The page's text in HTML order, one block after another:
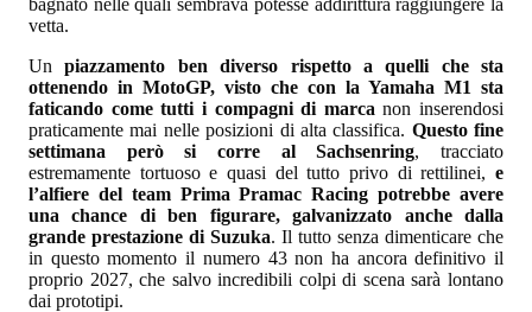
vetta.
Un piazzamento ben diverso rispetto a quelli che sta
ottenendo in MotoGP, visto che con la Yamaha M1 sta
faticando come tutti i compagni di marcanon inserendosi
praticamente mai nelle posizioni di alta classifica. Questo fine
settimana però si corre al Sachsenring, tracciato
estremamente tortuoso e quasi del tutto privo di rettilinei, e
l’alfiere del team Prima Pramac Racing potrebbe avere
una chance di ben figurare, galvanizzato anche dalla
grande prestazione di Suzuka. Il tutto senza dimenticare che
in questo momento il numero 43 non ha ancora definitivo il
proprio 2027, che salvo incredibili colpi di scena sarà lontano
dai prototipi.